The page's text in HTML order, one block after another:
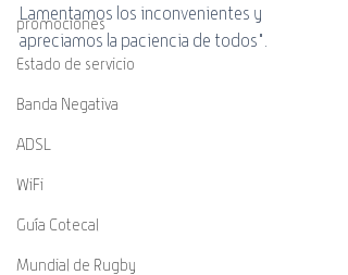
promociones
Estado de servicio
Banda Negativa
ADSL
WiFi
Guía Cotecal
Mundial de Rugby
Lamentamos los inconvenientes y
apreciamos la paciencia de todos".